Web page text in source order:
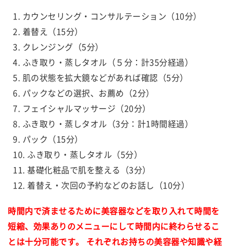
カウンセリング・コンサルテーション（10分）
着替え（15分）
クレンジング（5分）
ふき取り・蒸しタオル（５分：計35分経過）
肌の状態を拡大鏡などがあれば確認（5分）
パックなどの選択、お薦め（2分）
フェイシャルマッサージ（20分）
ふき取り・蒸しタオル（3分：計1時間経過）
パック（15分）
ふき取り・蒸しタオル（5分）
基礎化粧品で肌を整える（3分）
着替え・次回の予約などのお話し（10分）
時間内で済ませるために美容器などを取り入れて時間を
短縮、効果ありのメニューにして時間内に終わらせるこ
とは十分可能です。
それぞれお持ちの美容器や知識や経